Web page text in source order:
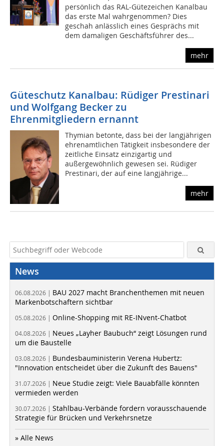
persönlich das RAL-Gütezeichen Kanalbau
das erste Mal wahrgenommen? Dies
geschah anlässlich eines Gesprächs mit
dem damaligen Geschäftsführer des...
mehr
Güteschutz Kanalbau: Rüdiger Prestinari
und Wolfgang Becker zu
Ehrenmitgliedern ernannt
Thymian betonte, dass bei der langjährigen
ehrenamtlichen Tätigkeit insbesondere der
zeitliche Einsatz einzigartig und
außergewöhnlich gewesen sei. Rüdiger
Prestinari, der auf eine langjährige...
mehr
News
06.08.2026 | BAU 2027 macht Branchenthemen mit neuen
Markenbotschaftern sichtbar
05.08.2026 | Online-Shopping mit RE-INvent-Chatbot
04.08.2026 | Neues „Layher Baubuch“ zeigt Lösungen rund
um die Baustelle
03.08.2026 | Bundesbauministerin Verena Hubertz:
"Innovation entscheidet über die Zukunft des Bauens"
31.07.2026 | Neue Studie zeigt: Viele Bauabfälle könnten
vermieden werden
30.07.2026 | Stahlbau-Verbände fordern vorausschauende
Strategie für Brücken und Verkehrsnetze
» Alle News